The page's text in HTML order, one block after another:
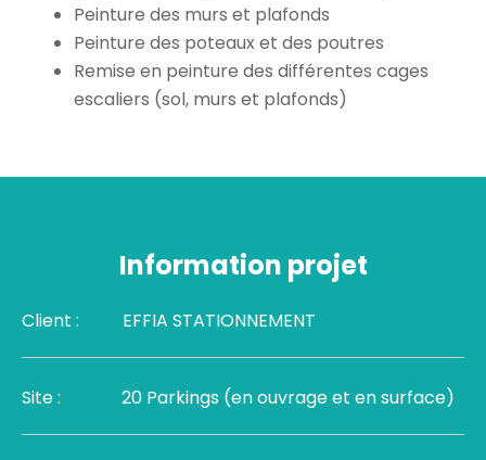
Peinture des murs et plafonds
Peinture des poteaux et des poutres
Remise en peinture des différentes cages
escaliers (sol, murs et plafonds)
Information projet
Client : EFFIA STATIONNEMENT
Site : 20 Parkings (en ouvrage et en surface)